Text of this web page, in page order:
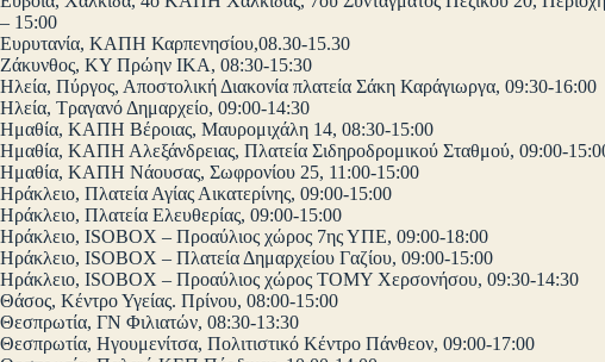
– 15:00
Ευρυτανία, ΚΑΠΗ Καρπενησίου,08.30-15.30
Ζάκυνθος, ΚΥ Πρώην ΙΚΑ, 08:30-15:30
Ηλεία, Πύργος, Αποστολική Διακονία πλατεία Σάκη Καράγιωργα, 09:30-16:00
Ηλεία, Τραγανό Δημαρχείο, 09:00-14:30
Ημαθία, ΚΑΠΗ Βέροιας, Μαυρομιχάλη 14, 08:30-15:00
Ημαθία, ΚΑΠΗ Αλεξάνδρειας, Πλατεία Σιδηροδρομικού Σταθμού, 09:00-
Ημαθία, ΚΑΠΗ Νάουσας, Σωφρονίου 25, 11:00-15:00
Ηράκλειο, Πλατεία Αγίας Αικατερίνης, 09:00-15:00
Ηράκλειο, Πλατεία Ελευθερίας, 09:00-15:00
Ηράκλειο, ISOBOX – Προαύλιος χώρος 7ης ΥΠΕ, 09:00-18:00
Ηράκλειο, ISOBOX – Πλατεία Δημαρχείου Γαζίου, 09:00-15:00
Ηράκλειο, ISOBOX – Προαύλιος χώρος ΤΟΜΥ Χερσονήσου, 09:30-14:30
Θάσος, Κέντρο Υγείας. Πρίνου, 08:00-15:00
Θεσπρωτία, ΓΝ Φιλιατών, 08:30-13:30
Θεσπρωτία, Ηγουμενίτσα, Πολιτιστικό Κέντρο Πάνθεον, 09:00-17:00